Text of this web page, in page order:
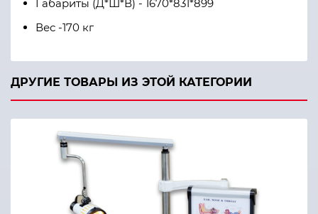
Габариты (Д*Ш*В) - 1670*831*899
Вес -170 кг
ДРУГИЕ ТОВАРЫ ИЗ ЭТОЙ КАТЕГОРИИ